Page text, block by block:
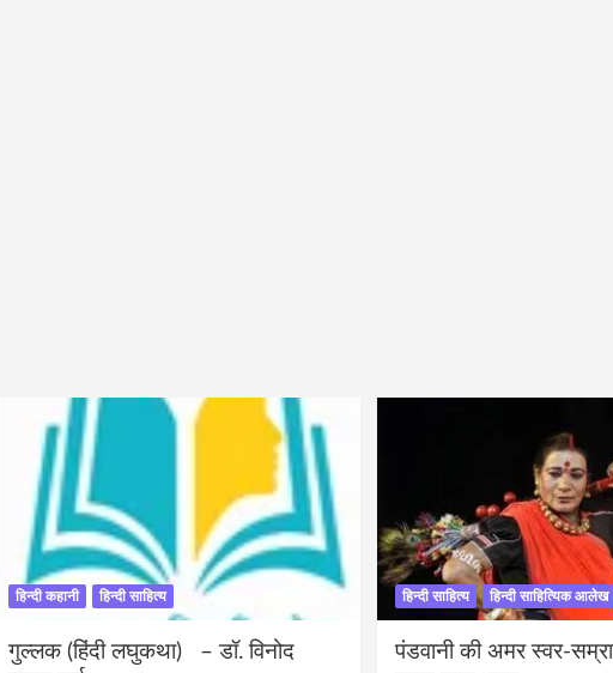
हिन्दी कहानी हिन्दी साहित्य
गुल्लक (हिंदी लघुकथा) – डॉ. विनोद
हिन्दी साहित्य हिन्दी साहित्यिक आलेख
पंडवानी की अमर स्वर-